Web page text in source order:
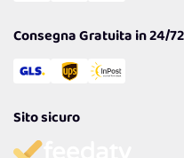
Consegna Gratuita in 24/
Sito sicuro